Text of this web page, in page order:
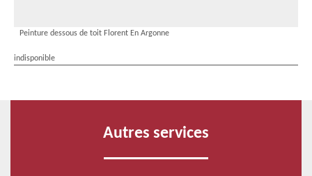
Peinture dessous de toit Florent En Argonne
indisponible
Autres services